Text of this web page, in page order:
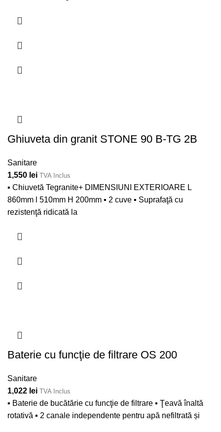
Ghiuveta din granit STONE 90 B-TG 2B
Sanitare
1,550 lei TVA Inclus
▪ Chiuvetă Tegranite+ DIMENSIUNI EXTERIOARE L
860mm l 510mm H 200mm ▪ 2 cuve ▪ Suprafaţă cu
rezistenţă ridicată la
Baterie cu funcţie de filtrare OS 200
Sanitare
1,022 lei TVA Inclus
▪ Baterie de bucătărie cu funcţie de filtrare ▪ Ţeavă înaltă
rotativă ▪ 2 canale independente pentru apă nefiltrată și